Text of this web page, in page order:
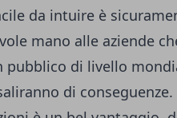
da intuire è
mano alle aziende
di livello
di conseguenze.